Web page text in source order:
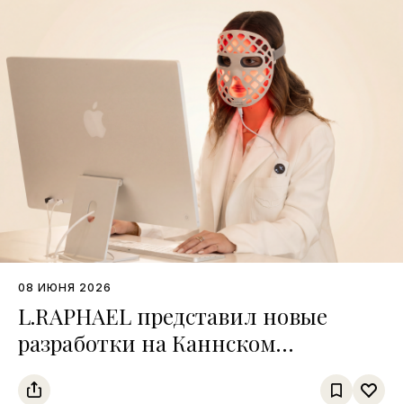
08 ИЮНЯ 2026
L.RAPHAEL представил новые
разработки на Каннском
кинофестивале